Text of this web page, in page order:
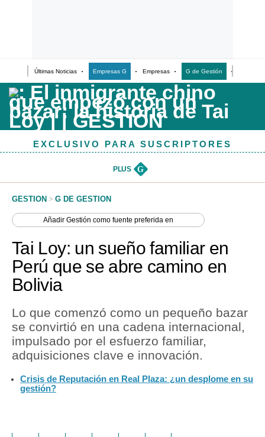
Últimas Noticias Empresas G Empresas G de Gestión
Últimas Noticias
Casos de Estudio
Columnistas
InfografíasEXCLUSIVO PARA SUSCRIPTORES
PLUS G
GESTION > G DE GESTION
AñadirGestión como fuente preferida en
Tai Loy: un sueño familiar en
Perú que se abre camino en
Bolivia
Lo que comenzó como un pequeño bazar
se convirtió en una cadena internacional,
impulsado por el esfuerzo familiar,
adquisiciones clave e innovación.
Crisis de Reputación en Real Plaza: ¿un desplome en su
gestión?